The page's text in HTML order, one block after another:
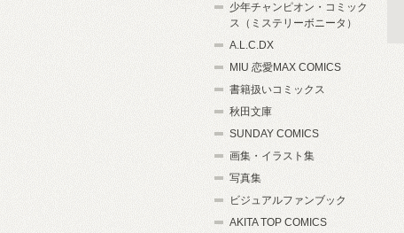
少年チャンピオン・コミック
ス（ミステリーボニータ）
A.L.C.DX
MIU 恋愛MAX COMICS
書籍扱いコミックス
秋田文庫
SUNDAY COMICS
画集・イラスト集
写真集
ビジュアルファンブック
AKITA TOP COMICS